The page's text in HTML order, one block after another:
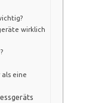
wirklich
eine